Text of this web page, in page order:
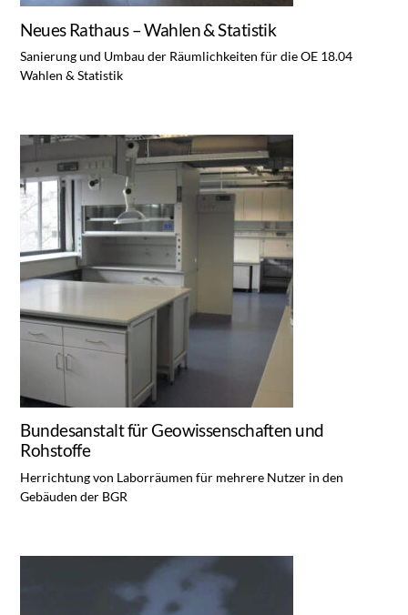
Neues Rathaus – Wahlen & Statistik
Sanierung und Umbau der Räumlichkeiten für die OE 18.04
Wahlen & Statistik
Bundesanstalt für Geowissenschaften und
Rohstoffe
Herrichtung von Laborräumen für mehrere Nutzer in den
Gebäuden der BGR